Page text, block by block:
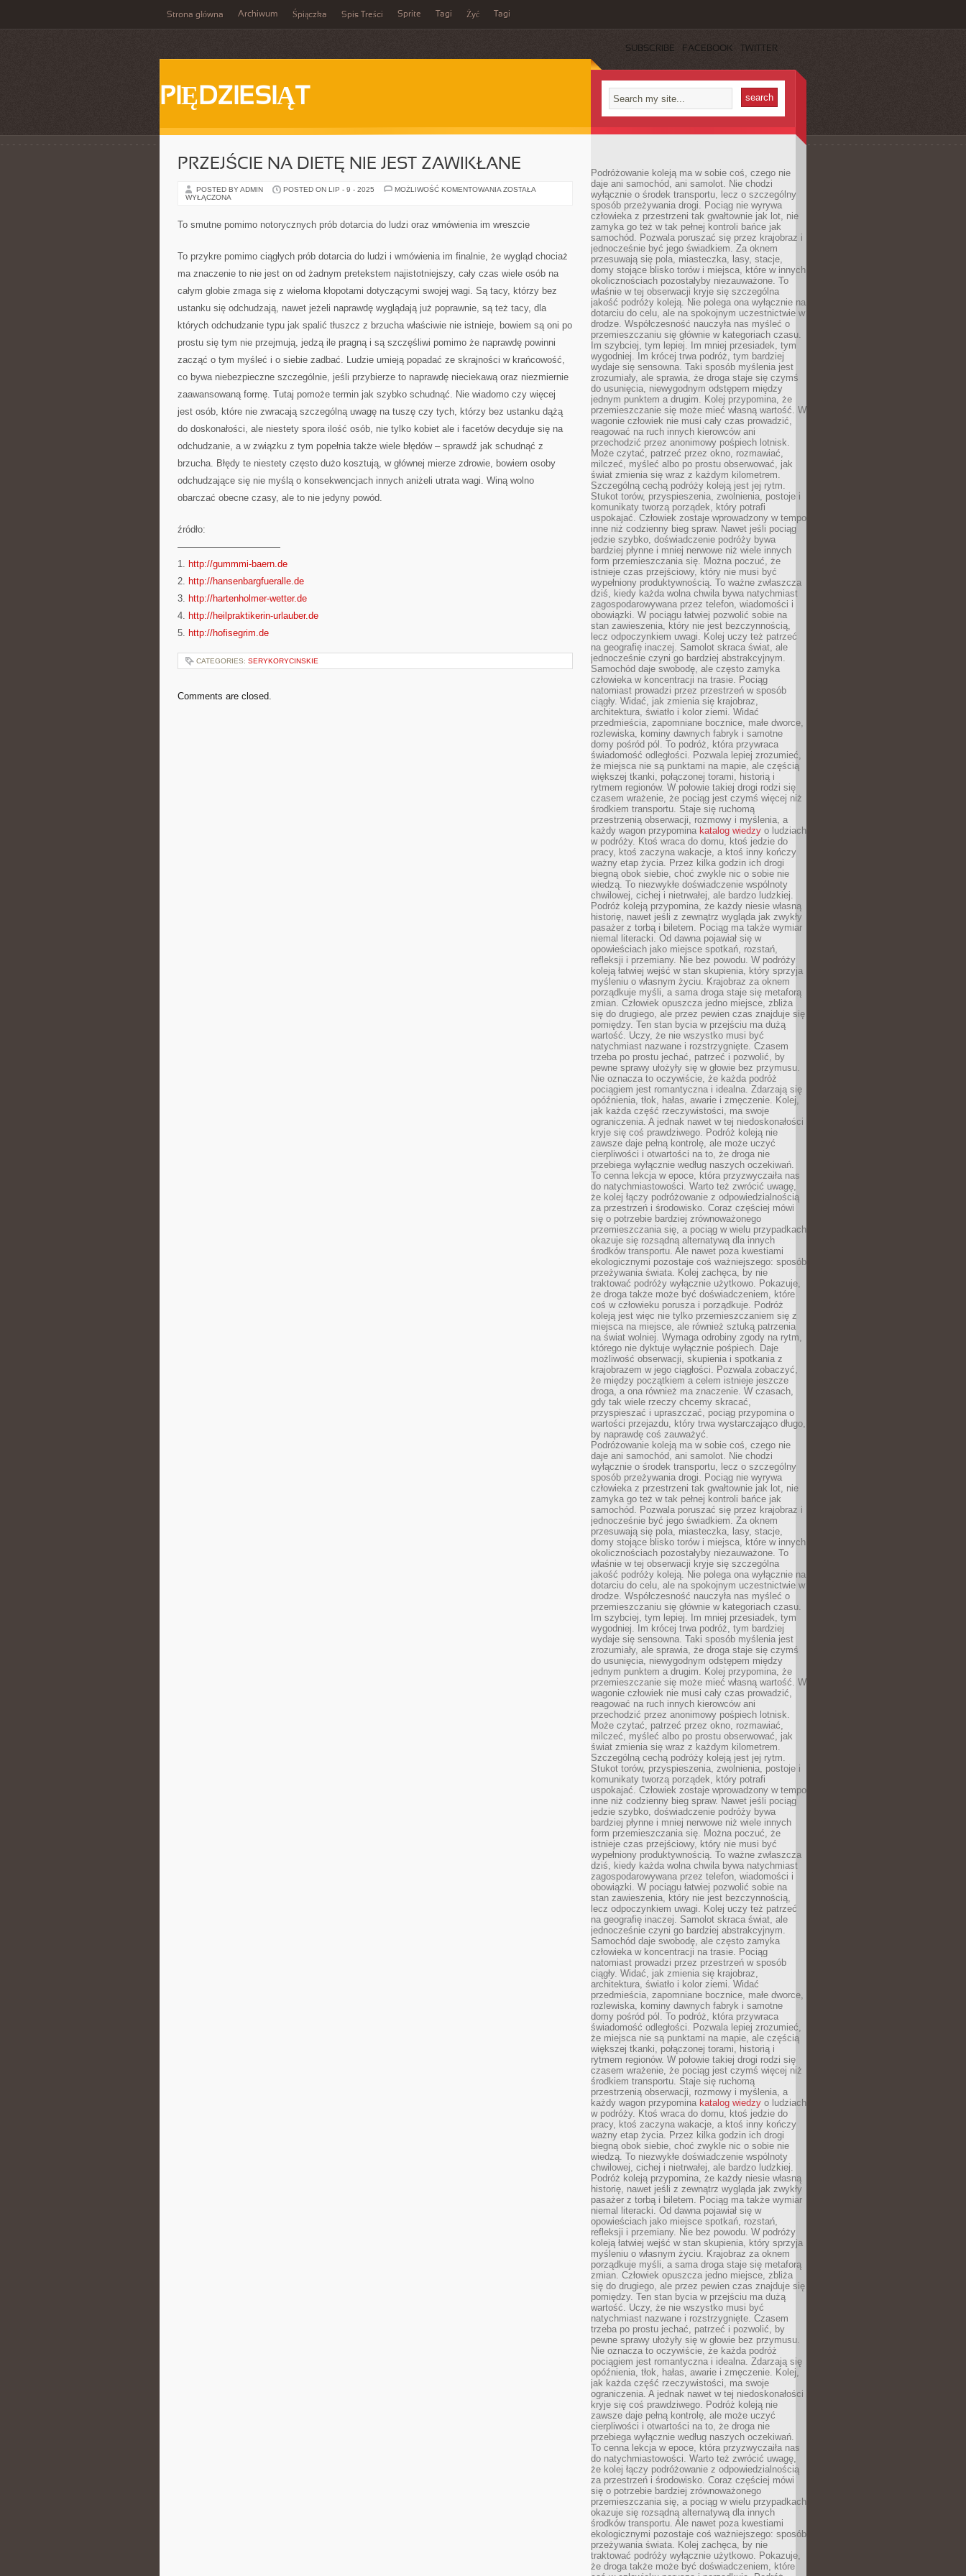
Strona główna Archiwum Śpiączka Spis Treści Sprite Tagi Żyć Tagi
SUBSCRIBE FACEBOOK TWITTER
PIĘDZIESIĄT
PRZEJŚCIE NA DIETĘ NIE JEST ZAWIKŁANE
POSTED BY ADMIN POSTED ON LIP - 9 - 2025 MOŻLIWOŚĆ KOMENTOWANIA PRZEJŚCIE
ZAWIKŁANE
ZOSTAŁA
WYŁĄCZONA
To smutne pomimo notorycznych prób dotarcia do ludzi oraz wmówienia im wreszcie
To przykre pomimo ciągłych prób dotarcia do ludzi i wmówienia im finalnie, że wygląd chociaż
ma znaczenie to nie jest on od żadnym pretekstem najistotniejszy, cały czas wiele osób na
całym globie zmaga się z wieloma kłopotami dotyczącymi swojej wagi. Są tacy, którzy bez
ustanku się odchudzają, nawet jeżeli naprawdę wyglądają już poprawnie, są też tacy, dla
których odchudzanie typu jak spalić tłuszcz z brzucha właściwie nie istnieje, bowiem są oni po
prostu się tym nie przejmują, jedzą ile pragną i są szczęśliwi pomimo że naprawdę powinni
zacząć o tym myśleć i o siebie zadbać. Ludzie umieją popadać ze skrajności w krańcowość,
co bywa niebezpieczne szczególnie, jeśli przybierze to naprawdę nieciekawą oraz niezmiernie
zaawansowaną formę. Tutaj pomoże termin jak szybko schudnąć. Nie wiadomo czy więcej
jest osób, które nie zwracają szczególną uwagę na tuszę czy tych, którzy bez ustanku dążą
do doskonałości, ale niestety spora ilość osób, nie tylko kobiet ale i facetów decyduje się na
odchudzanie, a w związku z tym popełnia także wiele błędów – sprawdź jak schudnąć z
brzucha. Błędy te niestety często dużo kosztują, w głównej mierze zdrowie, bowiem osoby
odchudzające się nie myślą o konsekwencjach innych aniżeli utrata wagi. Winą wolno
obarczać obecne czasy, ale to nie jedyny powód.
źródło:
———————————
1. http://gummmi-baern.de
2. http://hansenbargfueralle.de
3. http://hartenholmer-wetter.de
4. http://heilpraktikerin-urlauber.de
5. http://hofisegrim.de
CATEGORIES: SERYKORYCINSKIE
Comments are closed.
Podróżowanie koleją ma w sobie coś, czego nie
daje ani samochód, ani samolot. Nie chodzi
wyłącznie o środek transportu, lecz o szczególny
sposób przeżywania drogi. Pociąg nie wyrywa
człowieka z przestrzeni tak gwałtownie jak lot, nie
zamyka go też w tak pełnej kontroli bańce jak
samochód. Pozwala poruszać się przez krajobraz i
jednocześnie być jego świadkiem. Za oknem
przesuwają się pola, miasteczka, lasy, stacje,
domy stojące blisko torów i miejsca, które w innych
okolicznościach pozostałyby niezauważone. To
właśnie w tej obserwacji kryje się szczególna
jakość podróży koleją. Nie polega ona wyłącznie na
dotarciu do celu, ale na spokojnym uczestnictwie w
drodze. Współczesność nauczyła nas myśleć o
przemieszczaniu się głównie w kategoriach czasu.
Im szybciej, tym lepiej. Im mniej przesiadek, tym
wygodniej. Im krócej trwa podróż, tym bardziej
wydaje się sensowna. Taki sposób myślenia jest
zrozumiały, ale sprawia, że droga staje się czymś
do usunięcia, niewygodnym odstępem między
jednym punktem a drugim. Kolej przypomina, że
przemieszczanie się może mieć własną wartość. W
wagonie człowiek nie musi cały czas prowadzić,
reagować na ruch innych kierowców ani
przechodzić przez anonimowy pośpiech lotnisk.
Może czytać, patrzeć przez okno, rozmawiać,
milczeć, myśleć albo po prostu obserwować, jak
świat zmienia się wraz z każdym kilometrem.
Szczególną cechą podróży koleją jest jej rytm.
Stukot torów, przyspieszenia, zwolnienia, postoje i
komunikaty tworzą porządek, który potrafi
uspokajać. Człowiek zostaje wprowadzony w tempo
inne niż codzienny bieg spraw. Nawet jeśli pociąg
jedzie szybko, doświadczenie podróży bywa
bardziej płynne i mniej nerwowe niż wiele innych
form przemieszczania się. Można poczuć, że
istnieje czas przejściowy, który nie musi być
wypełniony produktywnością. To ważne zwłaszcza
dziś, kiedy każda wolna chwila bywa natychmiast
zagospodarowywana przez telefon, wiadomości i
obowiązki. W pociągu łatwiej pozwolić sobie na
stan zawieszenia, który nie jest bezczynnością,
lecz odpoczynkiem uwagi. Kolej uczy też patrzeć
na geografię inaczej. Samolot skraca świat, ale
jednocześnie czyni go bardziej abstrakcyjnym.
Samochód daje swobodę, ale często zamyka
człowieka w koncentracji na trasie. Pociąg
natomiast prowadzi przez przestrzeń w sposób
ciągły. Widać, jak zmienia się krajobraz,
architektura, światło i kolor ziemi. Widać
przedmieścia, zapomniane bocznice, małe dworce,
rozlewiska, kominy dawnych fabryk i samotne
domy pośród pól. To podróż, która przywraca
świadomość odległości. Pozwala lepiej zrozumieć,
że miejsca nie są punktami na mapie, ale częścią
większej tkanki, połączonej torami, historią i
rytmem regionów. W połowie takiej drogi rodzi się
czasem wrażenie, że pociąg jest czymś więcej niż
środkiem transportu. Staje się ruchomą
przestrzenią obserwacji, rozmowy i myślenia, a
każdy wagon przypomina katalog wiedzy o ludziach
w podróży. Ktoś wraca do domu, ktoś jedzie do
pracy, ktoś zaczyna wakacje, a ktoś inny kończy
ważny etap życia. Przez kilka godzin ich drogi
biegną obok siebie, choć zwykle nic o sobie nie
wiedzą. To niezwykłe doświadczenie wspólnoty
chwilowej, cichej i nietrwałej, ale bardzo ludzkiej.
Podróż koleją przypomina, że każdy niesie własną
historię, nawet jeśli z zewnątrz wygląda jak zwykły
pasażer z torbą i biletem. Pociąg ma także wymiar
niemal literacki. Od dawna pojawiał się w
opowieściach jako miejsce spotkań, rozstań,
refleksji i przemiany. Nie bez powodu. W podróży
koleją łatwiej wejść w stan skupienia, który sprzyja
myśleniu o własnym życiu. Krajobraz za oknem
porządkuje myśli, a sama droga staje się metaforą
zmian. Człowiek opuszcza jedno miejsce, zbliża
się do drugiego, ale przez pewien czas znajduje się
pomiędzy. Ten stan bycia w przejściu ma dużą
wartość. Uczy, że nie wszystko musi być
natychmiast nazwane i rozstrzygnięte. Czasem
trzeba po prostu jechać, patrzeć i pozwolić, by
pewne sprawy ułożyły się w głowie bez przymusu.
Nie oznacza to oczywiście, że każda podróż
pociągiem jest romantyczna i idealna. Zdarzają się
opóźnienia, tłok, hałas, awarie i zmęczenie. Kolej,
jak każda część rzeczywistości, ma swoje
ograniczenia. A jednak nawet w tej niedoskonałości
kryje się coś prawdziwego. Podróż koleją nie
zawsze daje pełną kontrolę, ale może uczyć
cierpliwości i otwartości na to, że droga nie
przebiega wyłącznie według naszych oczekiwań.
To cenna lekcja w epoce, która przyzwyczaiła nas
do natychmiastowości. Warto też zwrócić uwagę,
że kolej łączy podróżowanie z odpowiedzialnością
za przestrzeń i środowisko. Coraz częściej mówi
się o potrzebie bardziej zrównoważonego
przemieszczania się, a pociąg w wielu przypadkach
okazuje się rozsądną alternatywą dla innych
środków transportu. Ale nawet poza kwestiami
ekologicznymi pozostaje coś ważniejszego: sposób
przeżywania świata. Kolej zachęca, by nie
traktować podróży wyłącznie użytkowo. Pokazuje,
że droga także może być doświadczeniem, które
coś w człowieku porusza i porządkuje. Podróż
koleją jest więc nie tylko przemieszczaniem się z
miejsca na miejsce, ale również sztuką patrzenia
na świat wolniej. Wymaga odrobiny zgody na rytm,
którego nie dyktuje wyłącznie pośpiech. Daje
możliwość obserwacji, skupienia i spotkania z
krajobrazem w jego ciągłości. Pozwala zobaczyć,
że między początkiem a celem istnieje jeszcze
droga, a ona również ma znaczenie. W czasach,
gdy tak wiele rzeczy chcemy skracać,
przyspieszać i upraszczać, pociąg przypomina o
wartości przejazdu, który trwa wystarczająco długo,
by naprawdę coś zauważyć.
Podróżowanie koleją ma w sobie coś, czego nie
daje ani samochód, ani samolot. Nie chodzi
wyłącznie o środek transportu, lecz o szczególny
sposób przeżywania drogi. Pociąg nie wyrywa
człowieka z przestrzeni tak gwałtownie jak lot, nie
zamyka go też w tak pełnej kontroli bańce jak
samochód. Pozwala poruszać się przez krajobraz i
jednocześnie być jego świadkiem. Za oknem
przesuwają się pola, miasteczka, lasy, stacje,
domy stojące blisko torów i miejsca, które w innych
okolicznościach pozostałyby niezauważone. To
właśnie w tej obserwacji kryje się szczególna
jakość podróży koleją. Nie polega ona wyłącznie na
dotarciu do celu, ale na spokojnym uczestnictwie w
drodze. Współczesność nauczyła nas myśleć o
przemieszczaniu się głównie w kategoriach czasu.
Im szybciej, tym lepiej. Im mniej przesiadek, tym
wygodniej. Im krócej trwa podróż, tym bardziej
wydaje się sensowna. Taki sposób myślenia jest
zrozumiały, ale sprawia, że droga staje się czymś
do usunięcia, niewygodnym odstępem między
jednym punktem a drugim. Kolej przypomina, że
przemieszczanie się może mieć własną wartość. W
wagonie człowiek nie musi cały czas prowadzić,
reagować na ruch innych kierowców ani
przechodzić przez anonimowy pośpiech lotnisk.
Może czytać, patrzeć przez okno, rozmawiać,
milczeć, myśleć albo po prostu obserwować, jak
świat zmienia się wraz z każdym kilometrem.
Szczególną cechą podróży koleją jest jej rytm.
Stukot torów, przyspieszenia, zwolnienia, postoje i
komunikaty tworzą porządek, który potrafi
uspokajać. Człowiek zostaje wprowadzony w tempo
inne niż codzienny bieg spraw. Nawet jeśli pociąg
jedzie szybko, doświadczenie podróży bywa
bardziej płynne i mniej nerwowe niż wiele innych
form przemieszczania się. Można poczuć, że
istnieje czas przejściowy, który nie musi być
wypełniony produktywnością. To ważne zwłaszcza
dziś, kiedy każda wolna chwila bywa natychmiast
zagospodarowywana przez telefon, wiadomości i
obowiązki. W pociągu łatwiej pozwolić sobie na
stan zawieszenia, który nie jest bezczynnością,
lecz odpoczynkiem uwagi. Kolej uczy też patrzeć
na geografię inaczej. Samolot skraca świat, ale
jednocześnie czyni go bardziej abstrakcyjnym.
Samochód daje swobodę, ale często zamyka
człowieka w koncentracji na trasie. Pociąg
natomiast prowadzi przez przestrzeń w sposób
ciągły. Widać, jak zmienia się krajobraz,
architektura, światło i kolor ziemi. Widać
przedmieścia, zapomniane bocznice, małe dworce,
rozlewiska, kominy dawnych fabryk i samotne
domy pośród pól. To podróż, która przywraca
świadomość odległości. Pozwala lepiej zrozumieć,
że miejsca nie są punktami na mapie, ale częścią
większej tkanki, połączonej torami, historią i
rytmem regionów. W połowie takiej drogi rodzi się
czasem wrażenie, że pociąg jest czymś więcej niż
środkiem transportu. Staje się ruchomą
przestrzenią obserwacji, rozmowy i myślenia, a
każdy wagon przypomina katalog wiedzy o ludziach
w podróży. Ktoś wraca do domu, ktoś jedzie do
pracy, ktoś zaczyna wakacje, a ktoś inny kończy
ważny etap życia. Przez kilka godzin ich drogi
biegną obok siebie, choć zwykle nic o sobie nie
wiedzą. To niezwykłe doświadczenie wspólnoty
chwilowej, cichej i nietrwałej, ale bardzo ludzkiej.
Podróż koleją przypomina, że każdy niesie własną
historię, nawet jeśli z zewnątrz wygląda jak zwykły
pasażer z torbą i biletem. Pociąg ma także wymiar
niemal literacki. Od dawna pojawiał się w
opowieściach jako miejsce spotkań, rozstań,
refleksji i przemiany. Nie bez powodu. W podróży
koleją łatwiej wejść w stan skupienia, który sprzyja
myśleniu o własnym życiu. Krajobraz za oknem
porządkuje myśli, a sama droga staje się metaforą
zmian. Człowiek opuszcza jedno miejsce, zbliża
się do drugiego, ale przez pewien czas znajduje się
pomiędzy. Ten stan bycia w przejściu ma dużą
wartość. Uczy, że nie wszystko musi być
natychmiast nazwane i rozstrzygnięte. Czasem
trzeba po prostu jechać, patrzeć i pozwolić, by
pewne sprawy ułożyły się w głowie bez przymusu.
Nie oznacza to oczywiście, że każda podróż
pociągiem jest romantyczna i idealna. Zdarzają się
opóźnienia, tłok, hałas, awarie i zmęczenie. Kolej,
jak każda część rzeczywistości, ma swoje
ograniczenia. A jednak nawet w tej niedoskonałości
kryje się coś prawdziwego. Podróż koleją nie
zawsze daje pełną kontrolę, ale może uczyć
cierpliwości i otwartości na to, że droga nie
przebiega wyłącznie według naszych oczekiwań.
To cenna lekcja w epoce, która przyzwyczaiła nas
do natychmiastowości. Warto też zwrócić uwagę,
że kolej łączy podróżowanie z odpowiedzialnością
za przestrzeń i środowisko. Coraz częściej mówi
się o potrzebie bardziej zrównoważonego
przemieszczania się, a pociąg w wielu przypadkach
okazuje się rozsądną alternatywą dla innych
środków transportu. Ale nawet poza kwestiami
ekologicznymi pozostaje coś ważniejszego: sposób
przeżywania świata. Kolej zachęca, by nie
traktować podróży wyłącznie użytkowo. Pokazuje,
że droga także może być doświadczeniem, które